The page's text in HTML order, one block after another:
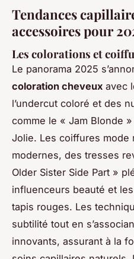
Tendances
accessoires pour
Les colorations et
Le panorama 2025
coloration cheveux avec
l’undercut coloré et des
comme le « Jam Blonde
Jolie. Les coiffures mode
modernes, des tresses
Older Sister Side Part »
influenceurs beauté et les
tapis rouges. Les
subtilité tout en
innovants, assurant à la